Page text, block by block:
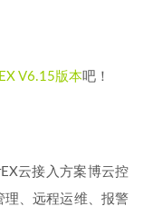
V6.15版本吧！
云接入方案博云控
、远程运维、报警